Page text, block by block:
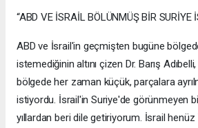
“ABD VE İSRAİL BÖLÜNMÜŞ BİR SURİYE
ABD ve İsrail'in geçmişten bugüne
istemediğinin altını çizen Dr. Barış
bölgede her zaman küçük, parçalara
istiyordu. İsrail'in Suriye'de görünmeyen
yıllardan beri dile getiriyorum. İsrail henüz